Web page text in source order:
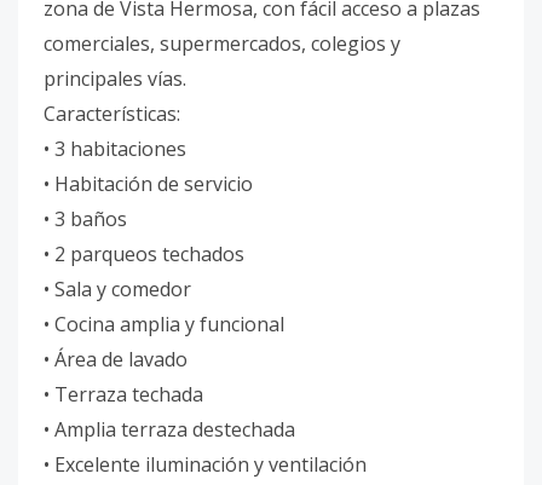
zona de Vista Hermosa, con fácil acceso a plazas
comerciales, supermercados, colegios y
principales vías.
Características:
• 3 habitaciones
• Habitación de servicio
• 3 baños
• 2 parqueos techados
• Sala y comedor
• Cocina amplia y funcional
• Área de lavado
• Terraza techada
• Amplia terraza destechada
• Excelente iluminación y ventilación